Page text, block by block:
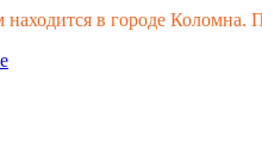
в городе Коломна.